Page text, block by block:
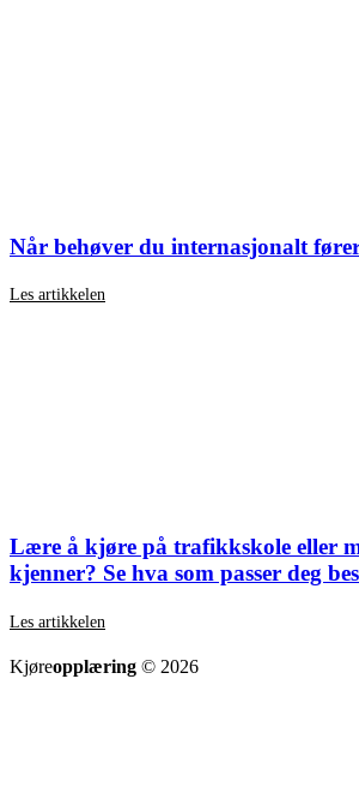
Når behøver du internasjonalt
Les artikkelen
Lære å kjøre på trafikkskole eller
kjenner? Se hva som passer deg
Les artikkelen
Kjøreopplæring © 2026